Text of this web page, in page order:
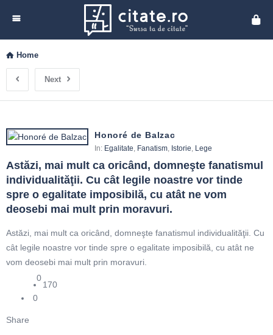
Home
Next
Honoré de Balzac
In: Egalitate, Fanatism, Istorie, Lege
Astăzi, mai mult ca oricând, domneşte fanatismul
individualităţii. Cu cât legile noastre vor tinde
spre o egalitate imposibilă, cu atât ne vom
deosebi mai mult prin moravuri.
Astăzi, mai mult ca oricând, domneşte fanatismul individualităţii. Cu
cât legile noastre vor tinde spre o egalitate imposibilă, cu atât ne
vom deosebi mai mult prin moravuri.
0
170
0
Share